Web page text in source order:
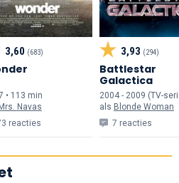
3,60 (683)
• 113 min
Navas
reacties
3,93 (294)
Battlestar
Galactica
2004 - 2009 (TV-
als Blonde Woman
7 reacties